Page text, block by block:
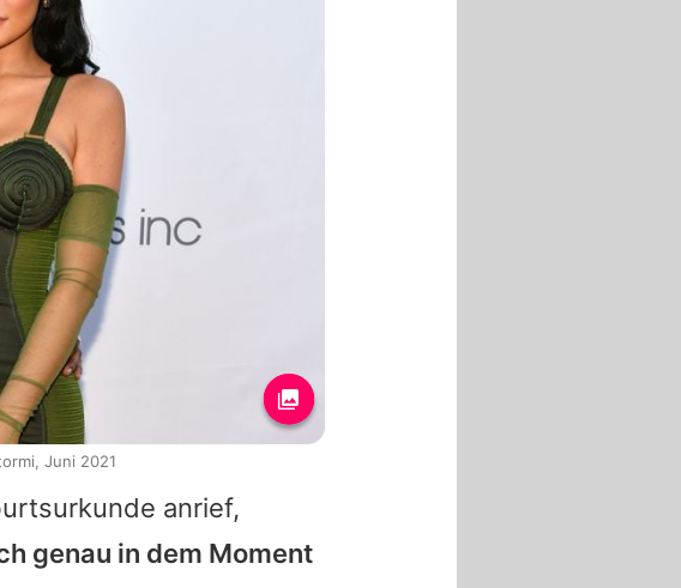
anrief,
genau in dem Moment
Juni 2021